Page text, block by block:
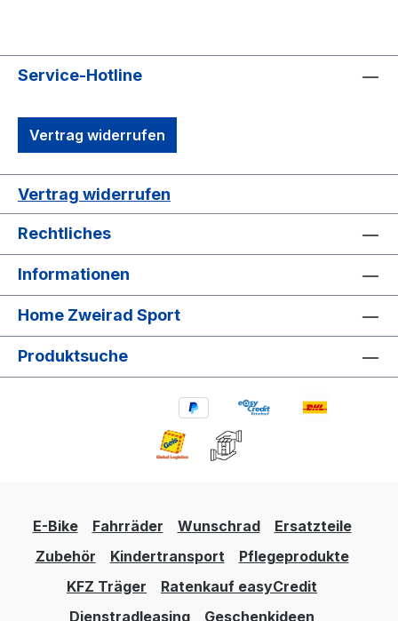
Service-Hotline
Vertrag widerrufen
Vertrag widerrufen
Rechtliches
Informationen
Home Zweirad Sport
Produktsuche
E-Bike Fahrräder Wunschrad
Ersatzteile
Zubehör
Kindertransport
Pflegeprodukte
KFZ Träger
Ratenkauf easyCredit
Dienstradleasing
Geschenkideen